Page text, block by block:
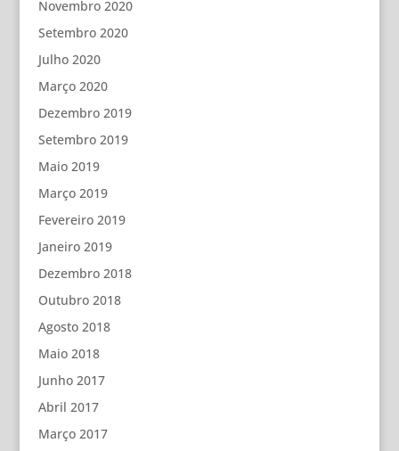
Novembro 2020
Setembro 2020
Julho 2020
Março 2020
Dezembro 2019
Setembro 2019
Maio 2019
Março 2019
Fevereiro 2019
Janeiro 2019
Dezembro 2018
Outubro 2018
Agosto 2018
Maio 2018
Junho 2017
Abril 2017
Março 2017